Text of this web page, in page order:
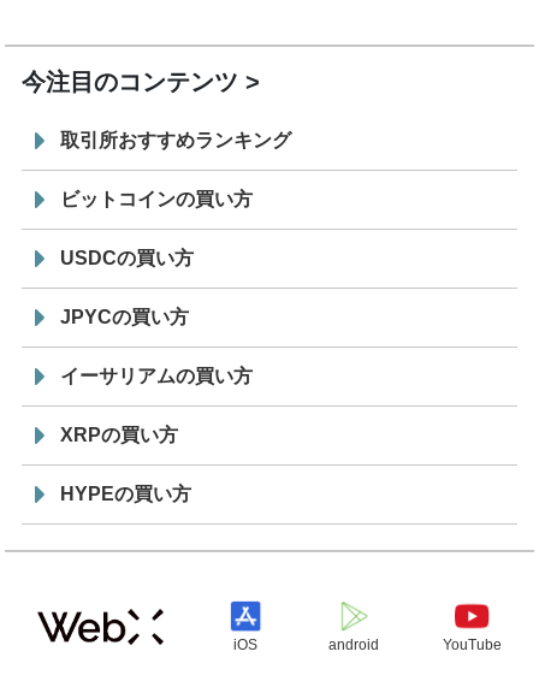
今注目のコンテンツ
取引所おすすめランキング
ビットコインの買い方
USDCの買い方
JPYCの買い方
イーサリアムの買い方
XRPの買い方
HYPEの買い方
iOS android YouTube